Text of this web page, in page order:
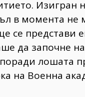
Изигран
в момента
се представи
да започне
лошата
на Военна